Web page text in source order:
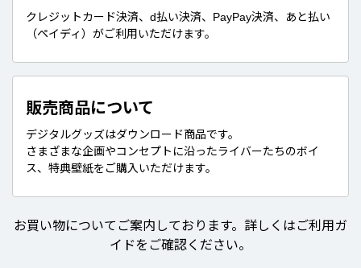
クレジットカード決済、d払い決済、PayPay決済、あと払い
（ペイディ）がご利用いただけます。
販売商品について
デジタルグッズはダウンロード商品です。
さまざまな企画やコンセプトに沿ったライバーたちのボイ
ス、特典壁紙をご購入いただけます。
お買い物についてご案内しております。詳しくはご利用ガ
イドをご確認ください。